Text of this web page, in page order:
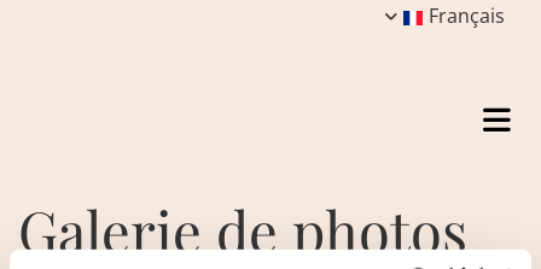
Français
Galerie de photos